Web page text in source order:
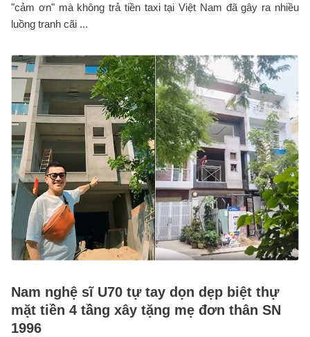
"cảm ơn" mà không trả tiền taxi tại Việt Nam đã gây ra nhiều
luồng tranh cãi ...
Nam nghệ sĩ U70 tự tay dọn dẹp biệt thự
mặt tiền 4 tầng xây tặng mẹ đơn thân SN
1996